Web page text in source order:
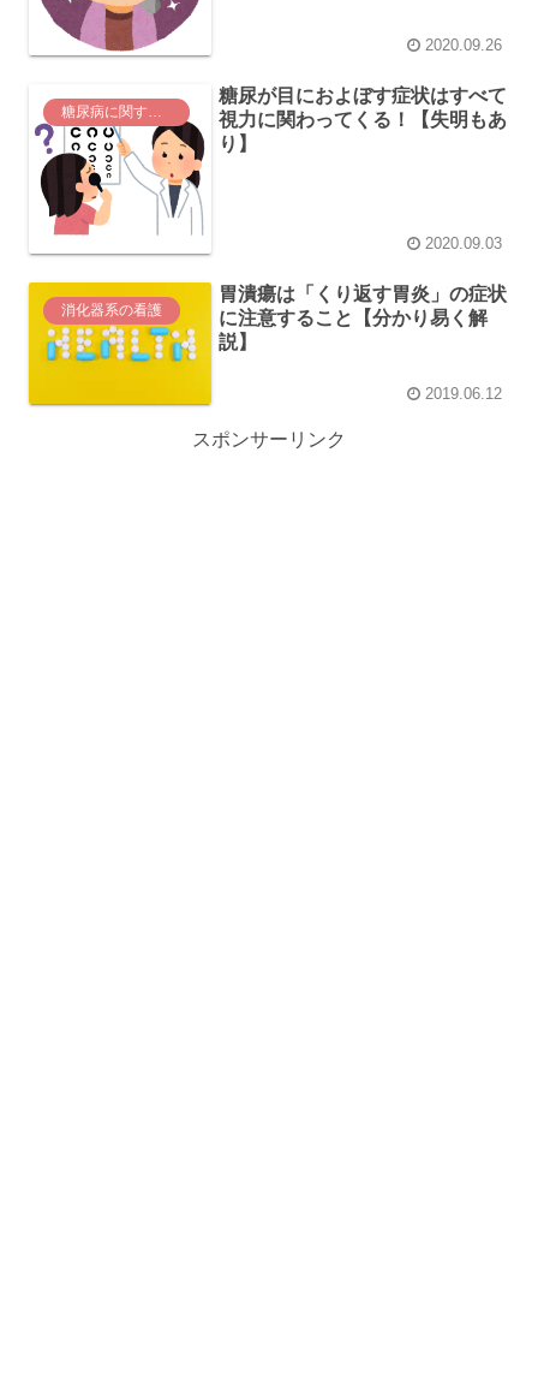
2020.09.26
糖尿病に関する看護
糖尿が目におよぼす症状はすべて
視力に関わってくる！【失明もあ
り】
2020.09.03
消化器系の看護
胃潰瘍は「くり返す胃炎」の症状
に注意すること【分かり易く解
説】
2019.06.12
スポンサーリンク